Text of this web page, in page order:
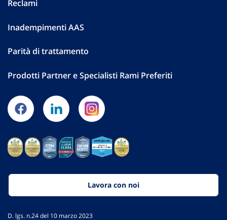
Reclami
Inadempimenti AAS
Parità di trattamento
Prodotti Partner e Specialisti Rami Preferiti
Lavora con noi
D. lgs. n.24 del 10 marzo 2023